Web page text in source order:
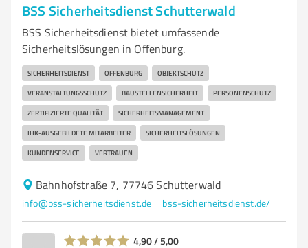
BSS Sicherheitsdienst Schutterwald
BSS Sicherheitsdienst bietet umfassende
Sicherheitslösungen in Offenburg.
SICHERHEITSDIENST OFFENBURG OBJEKTSCHUTZ
VERANSTALTUNGSSCHUTZ BAUSTELLENSICHERHEIT PERSONENSCHUTZ
ZERTIFIZIERTE QUALITÄT SICHERHEITSMANAGEMENT
IHK-AUSGEBILDETE MITARBEITER SICHERHEITSLÖSUNGEN
KUNDENSERVICE VERTRAUEN
Bahnhofstraße 7, 77746 Schutterwald
info@bss-sicherheitsdienst.de bss-sicherheitsdienst.de/
4,90 / 5,00